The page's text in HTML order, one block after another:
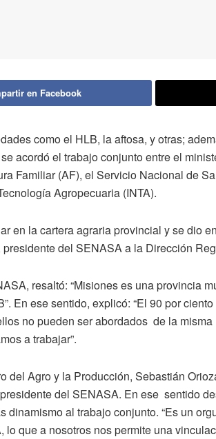
en Facebook
como el HLB, la aftosa, y otras;
acordó el trabajo conjunto entre el
Familiar (AF), el Servicio Nacional de
Agropecuaria (INTA).
en la cartera agraria provincial y se dio
del SENASA a la Dirección
resaltó: “Misiones es una provincia
En ese sentido, explicó: “El 90 por
no pueden ser abordados de la
a trabajar”.
del Agro y la Producción, Sebastián
del SENASA. En ese sentido
dinamismo al trabajo conjunto. “Es un
lo que a nosotros nos permite una